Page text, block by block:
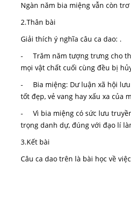
Ngàn năm bia miệng vẫn còn
2.Thân bài
Giải thích ý nghĩa câu ca dao: .
- Trăm năm tượng trưng cho
mọi vật chất cuối cùng đều bị
- Bia miệng: Dư luận xã hội lưu
tốt đẹp, vẻ vang hay xấu xa của
- Vì bia miệng có sức lưu truyền
trọng danh dự, đúng với đạo lí
3.Kết bài
Câu ca dao trên là bài học về